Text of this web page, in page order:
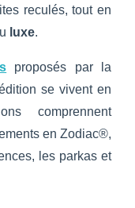
reculés, tout en
luxe.
proposés par la
se vivent en
comprennent
en Zodiac®,
les parkas et